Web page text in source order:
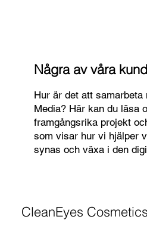
Några av våra
Hur är det att samarbeta
Media? Här kan du läsa
framgångsrika projekt
som visar hur vi hjälper
synas och växa i den
CleanEyes Cosmetics